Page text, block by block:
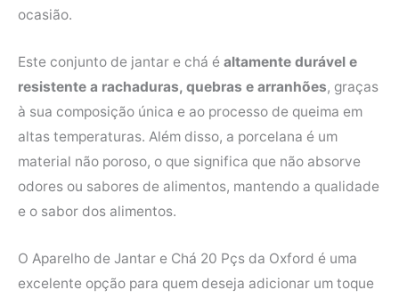
ocasião.
Este conjunto de jantar e chá é altamente durável e
resistente a rachaduras, quebras e arranhões, graças
à sua composição única e ao processo de queima em
altas temperaturas. Além disso, a porcelana é um
material não poroso, o que significa que não absorve
odores ou sabores de alimentos, mantendo a qualidade
e o sabor dos alimentos.
O Aparelho de Jantar e Chá 20 Pçs da Oxford é uma
excelente opção para quem deseja adicionar um toque